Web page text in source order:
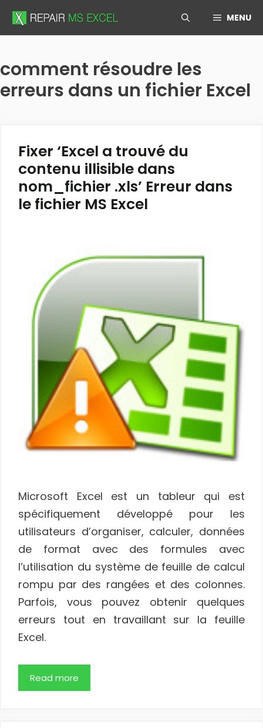
Skip
MENU
comment résoudre les
erreurs dans un fichier Excel
Fixer ‘Excel a trouvé du
contenu illisible dans
nom_fichier .xls’ Erreur dans
le fichier MS Excel
Microsoft Excel est un tableur qui est
spécifiquement développé pour les
utilisateurs d’organiser, calculer, données
de format avec des formules avec
l’utilisation du système de feuille de calcul
rompu par des rangées et des colonnes.
Parfois, vous pouvez obtenir quelques
erreurs tout en travaillant sur la feuille
Excel.
Read more